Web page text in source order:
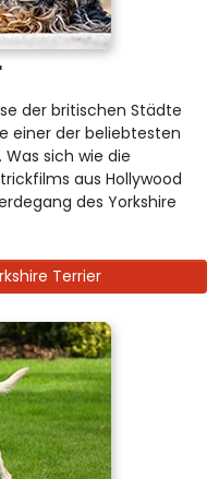
der britischen Städte
einer der beliebtesten
sich wie die
aus Hollywood
des Yorkshire
Terrier